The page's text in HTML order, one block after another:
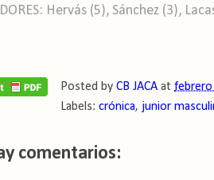
Hervás (5), Sánchez (3),
Posted by CB JACA at febrero
Labels: crónica, junior
comentarios: